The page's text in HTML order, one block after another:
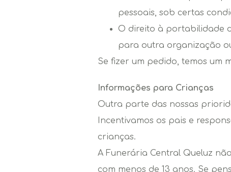
pessoais, sob certas
O direito à portabilidade
para outra organização
Se fizer um pedido, temos um
Informações para Crianças
Outra parte das nossas
Incentivamos os pais e
crianças.
A Funerária Central Queluz
com menos de 13 anos. Se